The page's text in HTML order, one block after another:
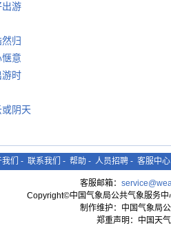
出游
归
意
游时
阴天
们 - 联系我们 - 帮助 - 人员招聘 - 客服中心
客服邮箱：
Copyright©中国气象局公共气象服务
制作维护：中国气象局
郑重声明：中国天